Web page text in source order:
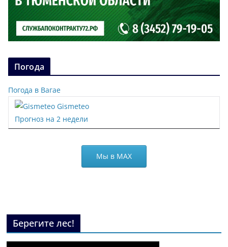
Погода
Погода в Вагае
Gismeteo
Прогноз на 2 недели
Мы в МАХ
Берегите лес!